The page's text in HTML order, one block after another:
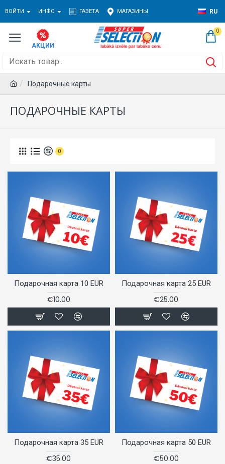
ВОЙТИ ИНФО ГАЗЕТА МАГАЗИНЫ RU
0
Подарочные карты
ПОДАРОЧНЫЕ КАРТЫ
0
Подарочная карта 10 EUR
€10.00
Подарочная карта 25 EUR
€25.00
Подарочная карта 35 EUR
€35.00
Подарочная карта 50 EUR
€50.00